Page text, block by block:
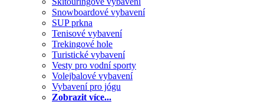
Snowboardové vybavení
SUP prkna
Tenisové vybavení
Trekingové hole
Turistické vybavení
Vesty pro vodní sporty
Volejbalové vybavení
Vybavení pro jógu
Zobrazit více...